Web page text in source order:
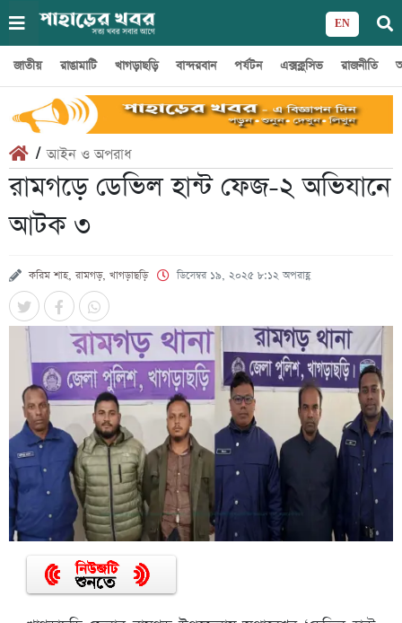
EN
জাতীয় রাঙামাটি খাগড়াছড়ি বান্দরবান পর্যটন এক্সক্লুসিভ রাজনীতি
/আইন ও অপরাধ
রামগড়ে ডেভিল হান্ট ফেজ-২ অভিযানে
আটক ৩
করিম শাহ, রামগড়, খাগড়াছড়ি ডিসেম্বর ১৯, ২০২৫ ৮:১২ অপরাহ্ণ